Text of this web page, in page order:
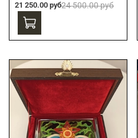
21 250.00 руб24 500.00 руб